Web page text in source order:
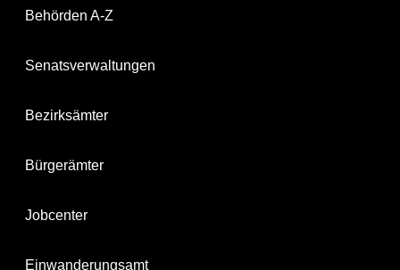
Behörden A-Z
Senatsverwaltungen
Bezirksämter
Bürgerämter
Jobcenter
Einwanderungsamt